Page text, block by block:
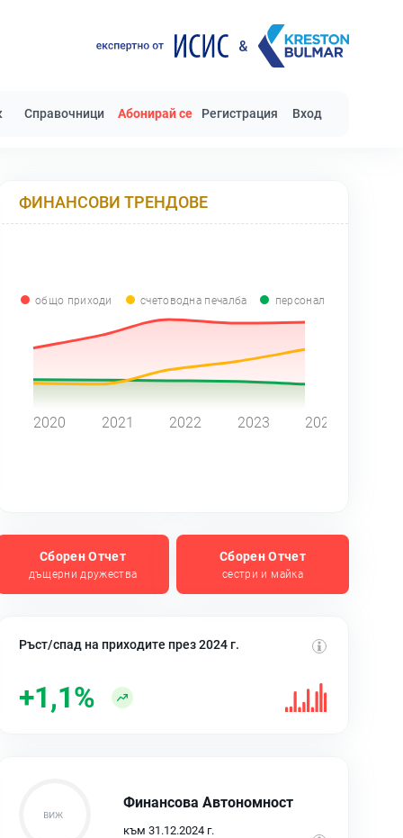
Справочници Абонирай се Регистрация Вход
ФИНАНСОВИ ТРЕНДОВЕ
общо приходи счетоводна печалба персонал
2020 2021 2022 2023 2024
Сборен Отчет
дъщерни дружества
Сборен Отчет
сестри и майка
Ръст/спад на приходите през 2024 г.
+1,1%
Финансова Автономност
към 31.12.2024 г.